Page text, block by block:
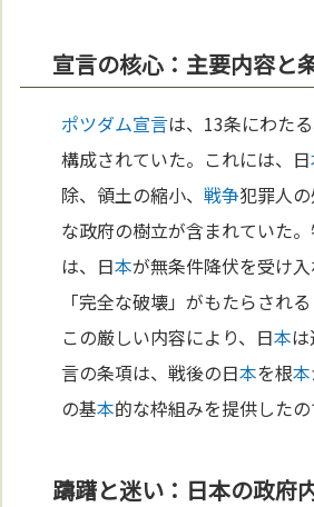
宣言の核心：主要内容と
ポツダム宣言は、13条にわた
構成されていた。これには、日
除、領土の縮小、戦争犯罪人
な政府の樹立が含まれていた
は、日本が無条件降伏を受け
「完全な破壊」がもたらされ
この厳しい内容により、日本
言の条項は、戦後の日本を根本
の基本的な枠組みを提供したの
躊躇と迷い：日本の政府